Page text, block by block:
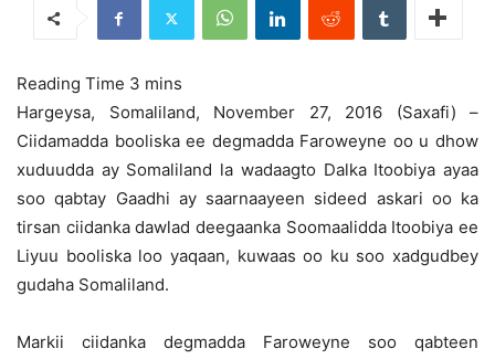
Hargeysa, Somaliland, November 27, 2016 (Saxafi) –
Ciidamadda booliska ee degmadda Faroweyne oo u dhow
xuduudda ay Somaliland la wadaagto Dalka Itoobiya ayaa
soo qabtay Gaadhi ay saarnaayeen sideed askari oo ka
tirsan ciidanka dawlad deegaanka Soomaalidda Itoobiya ee
Liyuu booliska loo yaqaan, kuwaas oo ku soo xadgudbey
gudaha Somaliland.
Markii ciidanka degmadda Faroweyne soo qabteen